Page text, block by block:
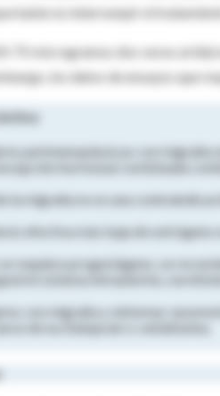
no interrumpir el
75 microgramos dos veces al
los datos de ensayos que
perimenopáusicas con
la migraña no es una
efectiva más baja de
se requiera progestágeno, se
con migraña y síntomas